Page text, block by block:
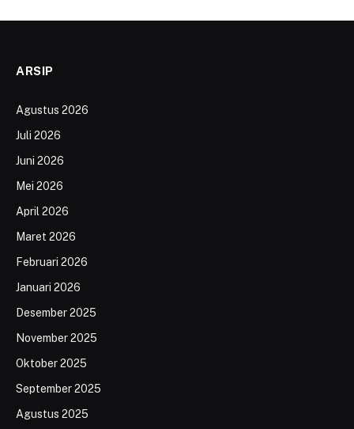
ARSIP
Agustus 2026
Juli 2026
Juni 2026
Mei 2026
April 2026
Maret 2026
Februari 2026
Januari 2026
Desember 2025
November 2025
Oktober 2025
September 2025
Agustus 2025